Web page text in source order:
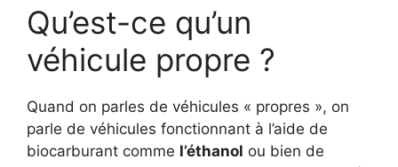
Qu’est-ce qu’un
véhicule propre ?
Quand on parles de véhicules « propres », on
parle de véhicules fonctionnant à l’aide de
biocarburant comme l’éthanol ou bien de